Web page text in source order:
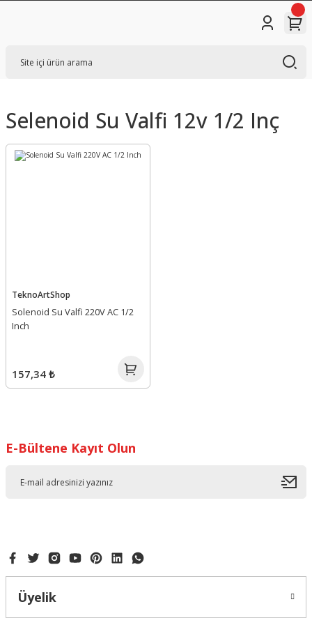
Selenoid Su Valfi 12v 1/2 Inç
TeknoArtShop
Solenoid Su Valfi 220V AC 1/2
Inch
157,34 ₺
E-Bültene Kayıt Olun
Üyelik